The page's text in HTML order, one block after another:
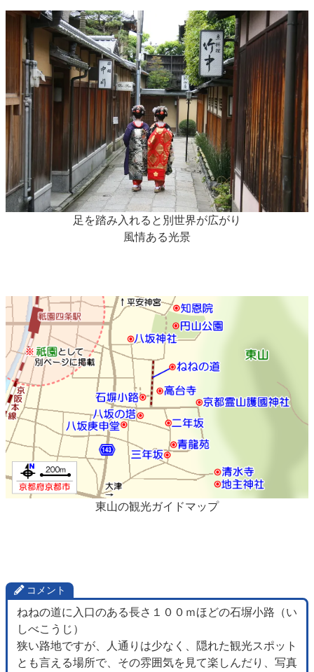
足を踏み入れると別世界が広がり
風情ある光景
東山の観光ガイドマップ
コメント
ねねの道に入口のある長さ１００ｍほどの石塀小路（い
しべこうじ）
狭い路地ですが、人通りは少なく、隠れた観光スポット
とも言える場所で、その雰囲気を見て楽しんだり、写真